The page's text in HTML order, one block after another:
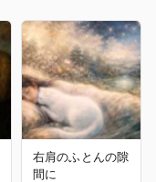
右肩のふとんの隙
間に